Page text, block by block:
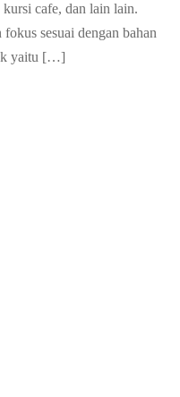
cafe, dan lain lain.
sesuai dengan bahan
yaitu […]